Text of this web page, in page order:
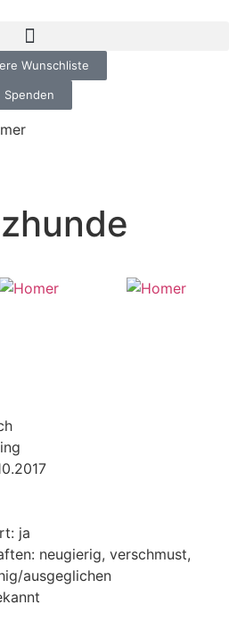
Wunschliste
Spenden
ja
neugierig, verschmust,
ausgeglichen